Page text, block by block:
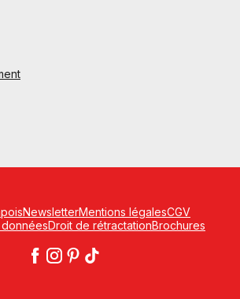
NewsletterMentions légalesCGV
Droit de rétractationBrochures